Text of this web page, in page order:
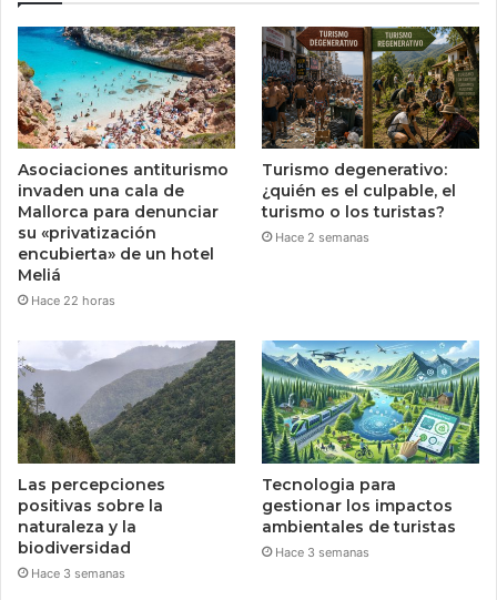
Asociaciones antiturismo
invaden una cala de
Mallorca para denunciar
su «privatización
encubierta» de un hotel
Meliá
Hace 22 horas
Turismo degenerativo:
¿quién es el culpable, el
turismo o los turistas?
Hace 2 semanas
Las percepciones
positivas sobre la
naturaleza y la
biodiversidad
Hace 3 semanas
Tecnologia para
gestionar los impactos
ambientales de turistas
Hace 3 semanas